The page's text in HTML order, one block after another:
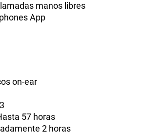
manos libres
App
on-ear
57 horas
2 horas